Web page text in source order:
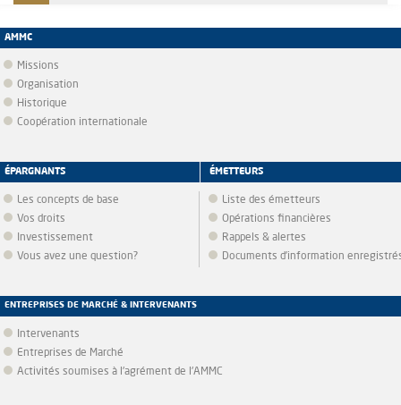
AMMC
Missions
Organisation
Historique
Coopération internationale
ÉPARGNANTS
Les concepts de base
Vos droits
Investissement
Vous avez une question?
ÉMETTEURS
Liste des émetteurs
Opérations financières
Rappels & alertes
Documents d’information
ENTREPRISES DE MARCHÉ & INTERVENANTS
Intervenants
Entreprises de Marché
Activités soumises à l'agrément de l'AMMC